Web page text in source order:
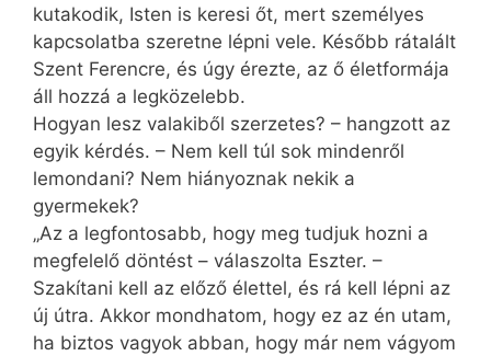
kutakodik, Isten is keresi őt, mert személyes
kapcsolatba szeretne lépni vele. Később rátalált
Szent Ferencre, és úgy érezte, az ő életformája
áll hozzá a legközelebb.
Hogyan lesz valakiből szerzetes? – hangzott az
egyik kérdés. – Nem kell túl sok mindenről
lemondani? Nem hiányoznak nekik a
gyermekek?
„Az a legfontosabb, hogy meg tudjuk hozni a
megfelelő döntést – válaszolta Eszter. –
Szakítani kell az előző élettel, és rá kell lépni az
új útra. Akkor mondhatom, hogy ez az én utam,
ha biztos vagyok abban, hogy már nem vágyom